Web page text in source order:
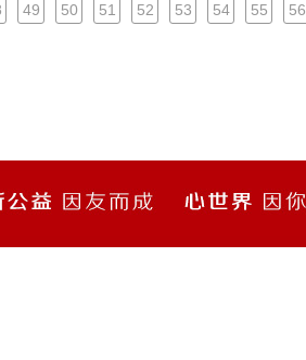
49 50 51 52 53 54 55 56